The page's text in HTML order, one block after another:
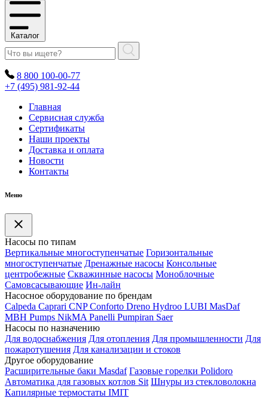
Каталог
8 800 100-00-77
+7 (495) 981-92-44
Главная
Сервисная служба
Сертификаты
Наши проекты
Доставка и оплата
Новости
Контакты
Меню
Насосы по типам
Вертикальные многоступенчатые Горизонтальные
многоступенчатые Дренажные насосы Консольные
центробежные Скважинные насосы Моноблочные
Самовсасывающие Ин-лайн
Насосное оборудование по брендам
Calpeda Caprari CNP Conforto Dreno Hydroo LUBI MasDaf
MBH Pumps NikMA Panelli Pumpiran Saer
Насосы по назначению
Для водоснабжения Для отопления Для промышленности Для
пожаротушения Для канализации и стоков
Другое оборудование
Расширительные баки Masdaf Газовые горелки Polidoro
Автоматика для газовых котлов Sit Шнуры из стекловолокна
Капилярные термостаты IMIT